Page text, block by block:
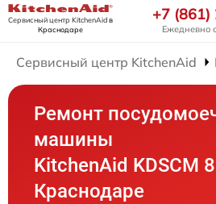
Сервисный центр KitchenAidв
Краснодаре
+7
Ежедневно
Сервисный центр KitchenAid
Ремонт
машины
KitchenAid KDSCM
Краснодаре